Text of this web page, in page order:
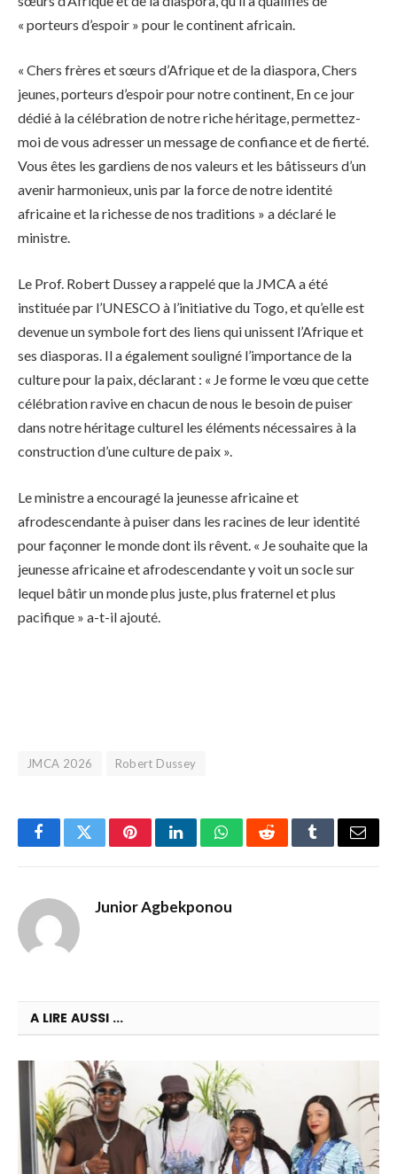
« porteurs d’espoir » pour le continent africain.
« Chers frères et sœurs d’Afrique et de la diaspora, Chers
jeunes, porteurs d’espoir pour notre continent, En ce jour
dédié à la célébration de notre riche héritage, permettez-
moi de vous adresser un message de confiance et de fierté.
Vous êtes les gardiens de nos valeurs et les bâtisseurs d’un
avenir harmonieux, unis par la force de notre identité
africaine et la richesse de nos traditions » a déclaré le
ministre.
Le Prof. Robert Dussey a rappelé que la JMCA a été
instituée par l’UNESCO à l’initiative du Togo, et qu’elle est
devenue un symbole fort des liens qui unissent l’Afrique et
ses diasporas. Il a également souligné l’importance de la
culture pour la paix, déclarant : « Je forme le vœu que cette
célébration ravive en chacun de nous le besoin de puiser
dans notre héritage culturel les éléments nécessaires à la
construction d’une culture de paix ».
Le ministre a encouragé la jeunesse africaine et
afrodescendante à puiser dans les racines de leur identité
pour façonner le monde dont ils rêvent. « Je souhaite que la
jeunesse africaine et afrodescendante y voit un socle sur
lequel bâtir un monde plus juste, plus fraternel et plus
pacifique » a-t-il ajouté.
JMCA 2026 Robert Dussey
FacebookTwitterPinterestLinkedInWhatsAppRedditTumblrEmail
Junior Agbekponou
A LIRE AUSSI ...